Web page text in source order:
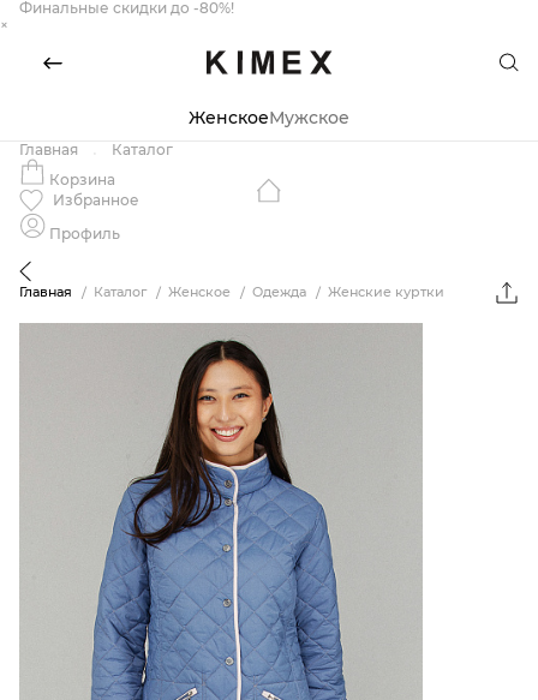
Финальные скидки до -80%!
×
ЖенскоеМужское
Главная
Каталог
Корзина
Избранное
Профиль
Главная Каталог Женское Одежда Женские куртки